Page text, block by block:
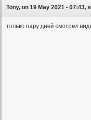
Tony, on 19 May 2021 - 07:43,
только пару дней смотрел